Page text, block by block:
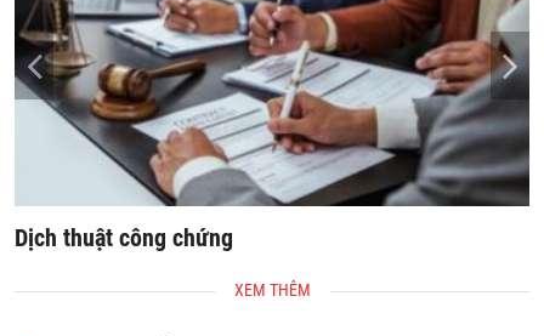
Dịch thuật công chứng
XEM THÊM